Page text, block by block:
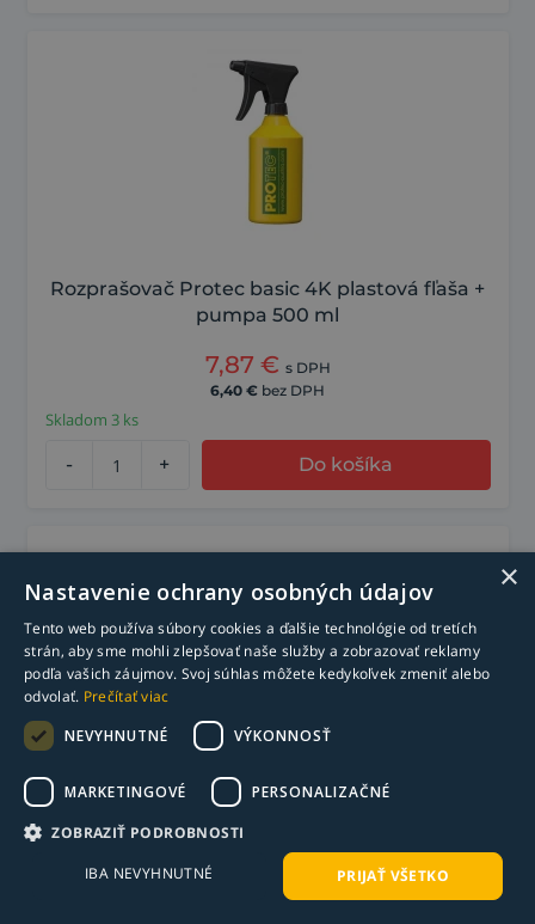
Rozprašovač Protec basic 4K plastová fľaša +
pumpa 500 ml
7,87 € s DPH
6,40 € bez DPH
Skladom 3 ks
- + Do košíka
Sada DEOX & FIT for FOOD & MEDICAL
INDUSTRY Nitty Gritty
53,14 €
×
Nastavenie ochrany osobných údajov
Tento web používa súbory cookies a ďalšie technológie od tretích
strán, aby sme mohli zlepšovať naše služby a zobrazovať reklamy
podľa vašich záujmov. Svoj súhlas môžete kedykoľvek zmeniť alebo
odvolať. Prečítať viac
NEVYHNUTNÉ
VÝKONNOSŤ
MARKETINGOVÉ PERSONALIZAČNÉ
ZOBRAZIŤ PODROBNOSTI
PRIJAŤ VŠETKO
IBA NEVYHNUTNÉ